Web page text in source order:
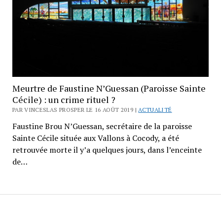
Meurtre de Faustine N’Guessan (Paroisse Sainte
Cécile) : un crime rituel ?
PAR VINCESLAS PROSPER LE 16 AOÛT 2019 | ACTUALITÉ
Faustine Brou N’Guessan, secrétaire de la paroisse
Sainte Cécile située aux Vallons à Cocody, a été
retrouvée morte il y’a quelques jours, dans l’enceinte
de…